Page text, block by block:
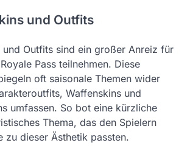
und Outfits
und Outfits sind ein großer Anreiz für
Pass teilnehmen. Diese
oft saisonale Themen wider
Waffenskins und
umfassen. So bot eine kürzliche
Thema, das den Spielern
zu dieser Ästhetik passten.